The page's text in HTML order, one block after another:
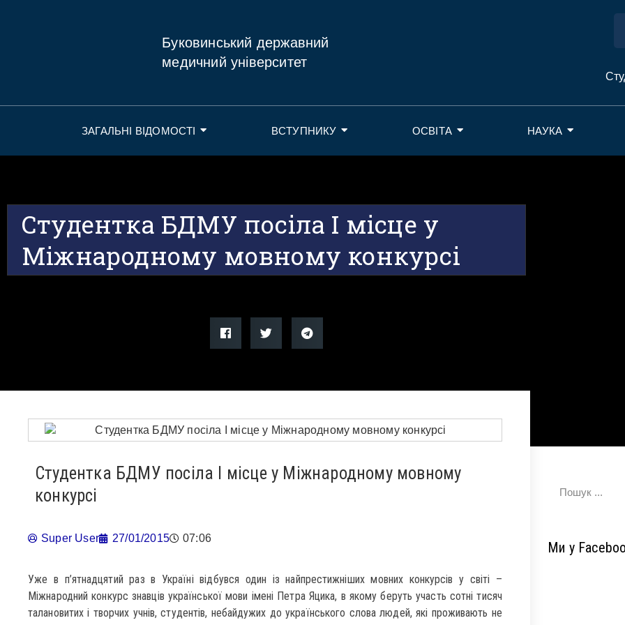
Буковинський державний
медичний університет
ЗАГАЛЬНІ ВІДОМОСТІ ВСТУПНИКУ ОСВІТА НАУКА
Студентка БДМУ посіла І місце у
Міжнародному мовному конкурсі
Студентка БДМУ посіла І місце у Міжнародному мовному
конкурсі
Super User 27/01/2015 07:06
Уже в п’ятнадцятий раз в Україні відбувся один із найпрестижніших мовних конкурсів у світі –
Міжнародний конкурс знавців української мови імені Петра Яцика, в якому беруть участь сотні тисяч
талановитих і творчих учнів, студентів, небайдужих до українського слова людей, які проживають не
Ми у